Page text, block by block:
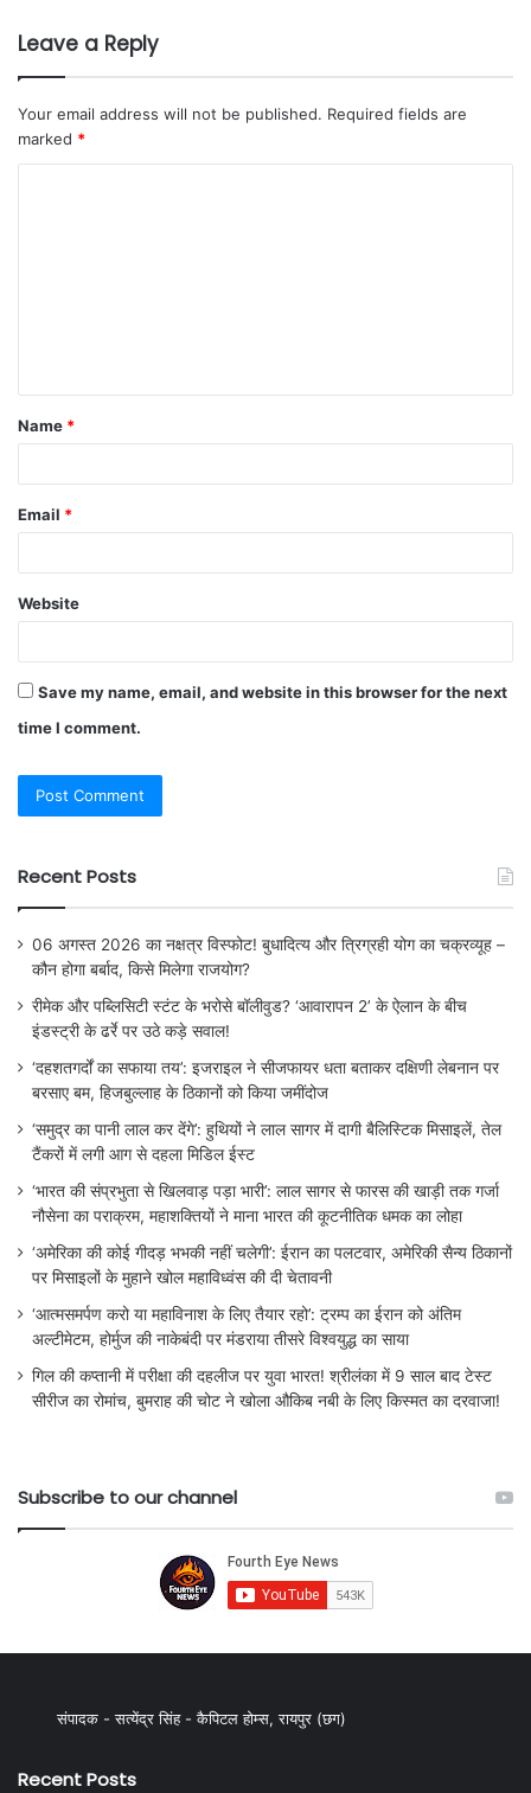
Leave a Reply
Your email address will not be published. Required fields are
marked *
Name *
Email *
Website
Save my name, email, and website in this browser for the next
time I comment.
Recent Posts
06 अगस्त 2026 का नक्षत्र विस्फोट! बुधादित्य और त्रिग्रही योग का चक्रव्यूह –
कौन होगा बर्बाद, किसे मिलेगा राजयोग?
रीमेक और पब्लिसिटी स्टंट के भरोसे बॉलीवुड? ‘आवारापन 2’ के ऐलान के बीच
इंडस्ट्री के ढर्रे पर उठे कड़े सवाल!
‘दहशतगर्दों का सफाया तय’: इजराइल ने सीजफायर धता बताकर दक्षिणी लेबनान पर
बरसाए बम, हिजबुल्लाह के ठिकानों को किया जमींदोज
‘समुद्र का पानी लाल कर देंगे’: हुथियों ने लाल सागर में दागी बैलिस्टिक मिसाइलें, तेल
टैंकरों में लगी आग से दहला मिडिल ईस्ट
‘भारत की संप्रभुता से खिलवाड़ पड़ा भारी’: लाल सागर से फारस की खाड़ी तक गर्जा
नौसेना का पराक्रम, महाशक्तियों ने माना भारत की कूटनीतिक धमक का लोहा
‘अमेरिका की कोई गीदड़ भभकी नहीं चलेगी’: ईरान का पलटवार, अमेरिकी सैन्य ठिकानों
पर मिसाइलों के मुहाने खोल महाविध्वंस की दी चेतावनी
‘आत्मसमर्पण करो या महाविनाश के लिए तैयार रहो’: ट्रम्प का ईरान को अंतिम
अल्टीमेटम, होर्मुज की नाकेबंदी पर मंडराया तीसरे विश्वयुद्ध का साया
गिल की कप्तानी में परीक्षा की दहलीज पर युवा भारत! श्रीलंका में 9 साल बाद टेस्ट
सीरीज का रोमांच, बुमराह की चोट ने खोला औकिब नबी के लिए किस्मत का दरवाजा!
Subscribe to our channel
संपादक - सत्येंद्र सिंह - कैपिटल होम्स, रायपुर (छग)
Recent Posts